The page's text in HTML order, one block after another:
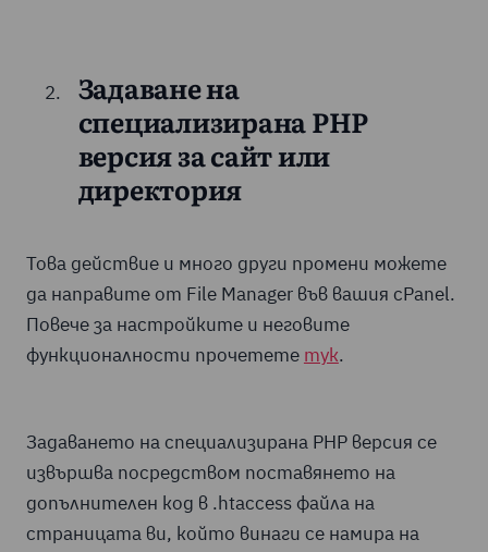
Задаване на
специализирана PHP
версия за сайт или
директория
Това действие и много други промени можете
да направите от File Manager във вашия cPanel.
Повече за настройките и неговите
функционалности прочетете тук.
Задаването на специализирана PHP версия се
извършва посредством поставянето на
допълнителен код в .htaccess файла на
страницата ви, който винаги се намира на